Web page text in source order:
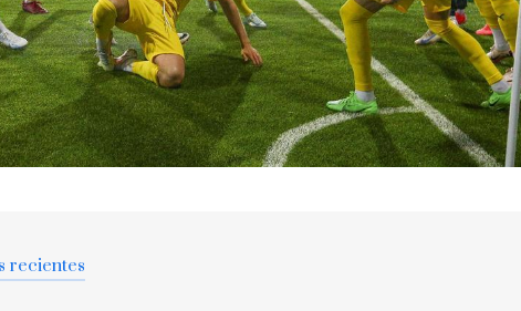
recientes